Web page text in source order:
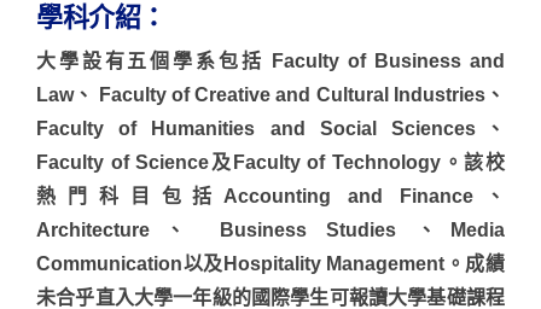
學科介紹：
大學設有五個學系包括 Faculty of Business and
Law、 Faculty of Creative and Cultural Industries、
Faculty of Humanities and Social Sciences、
Faculty of Science及Faculty of Technology。該校
熱門科目包括Accounting and Finance、
Architecture、 Business Studies 、Media
Communication以及Hospitality Management。成績
未合乎直入大學一年級的國際學生可報讀大學基礎課程